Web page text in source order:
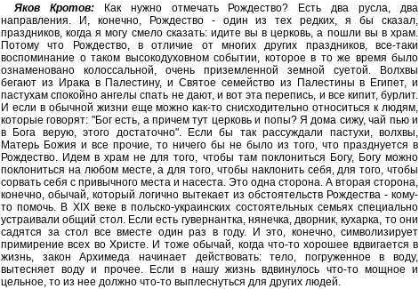
Яков Кротов:Как нужно отмечать Рождество? Есть два русла, два
направления. И, конечно, Рождество - один из тех редких, я бы сказал,
праздников, когда я могу смело сказать: идите вы в церковь, а пошли вы в храм.
Потому что Рождество, в отличие от многих других праздников, все-таки
воспоминание о таком высокодуховном событии, которое в то же время было
ознаменовано колоссальной, очень приземленной земной суетой. Волхвы
бегают из Ирака в Палестину, и Святое семейство из Палестины в Египет, и
пастухам спокойно ангелы спать не дают, и вот эта перепись, и все кипит, бурлит.
И если в обычной жизни еще можно как-то снисходительно относиться к людям,
которые говорят: "Бог есть, а причем тут церковь и попы? Я дома сижу, чай пью и
в Бога верую, этого достаточно". Если бы так рассуждали пастухи, волхвы,
Матерь Божия и все прочие, то ничего бы не было из того, что празднуется в
Рождество. Идем в храм не для того, чтобы там поклониться Богу, Богу можно
поклониться на любом месте, а для того, чтобы наклонить себя, для того, чтобы
сорвать себя с привычного места и насеста. Это одна сторона. А вторая сторона,
конечно, обычай, который логично вытекает из обстоятельств Рождества - кому-
то помочь. В XIX веке в польско-украинских состоятельных семьях специально
устраивали общий стол. Если есть гувернантка, нянечка, дворник, кухарка, то они
садятся за стол все вместе один раз в году. И это, конечно, символизирует
примирение всех во Христе. И тоже обычай, когда что-то хорошее вдвигается в
жизнь, закон Архимеда начинает действовать: тело, погруженное в воду,
вытесняет воду и прочее. Если в нашу жизнь вдвинулось что-то мощное и
цельное, то из нее должно что-то выплеснуться для других людей.